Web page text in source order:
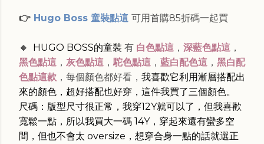
👉 Hugo Boss 童裝點這 可用首購85折碼一起買
🔸 HUGO BOSS的童裝 有 白色點這 ， 深藍色點這 ，
黑色點這 ， 灰色點這 ， 駝色點這 ， 藍白配色這 ， 黑白配
色點這款 ，每個顏色都好看， 我喜歡它利用漸層搭配出
來的顏色，超好搭配也好穿，這件我買了三個顏色。
尺碼：版型尺寸很正常，我穿12Y就可以了，但我喜歡
寬鬆一點，所以我買大一碼 14Y，穿起來還有蠻多空
間，但也不會太 oversize，想穿合身一點的話就選正